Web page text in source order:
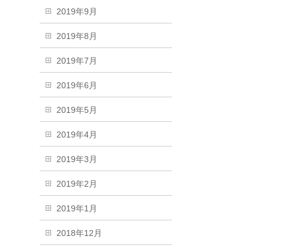
2019年9月
2019年8月
2019年7月
2019年6月
2019年5月
2019年4月
2019年3月
2019年2月
2019年1月
2018年12月